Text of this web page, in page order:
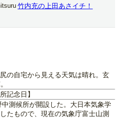
竹内充の上田あさイチ！
の自宅から見える天気は晴れ。玄
記念日】
測候所が開設した。大日本気象学
たもので、現在の気象庁富士山測